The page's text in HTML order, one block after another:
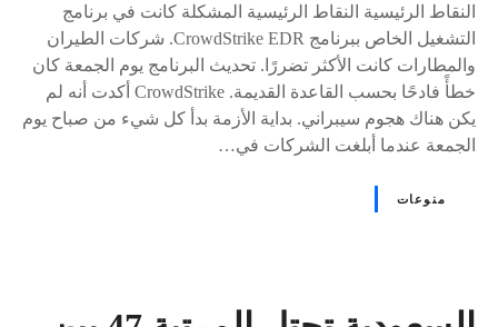
النقاط الرئيسية النقاط الرئيسية المشكلة كانت في برنامج
التشغيل الخاص ببرنامج CrowdStrike EDR. شركات الطيران
والمطارات كانت الأكثر تضررًا. تحديث البرنامج يوم الجمعة كان
خطأً فادحًا بحسب القاعدة القديمة. CrowdStrike أكدت أنه لم
يكن هناك هجوم سيبراني. بداية الأزمة بدأ كل شيء من صباح يوم
الجمعة عندما أبلغت الشركات في…
منوعات